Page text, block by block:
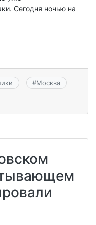
Сегодня ночью на
#Москва